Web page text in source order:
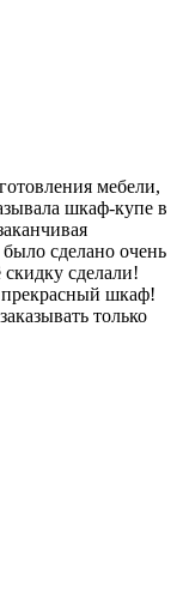
мебели,
шкаф-купе в
сделано очень
сделали!
прекрасный шкаф!
только